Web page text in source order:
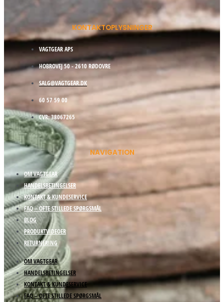
KONTAKTOPLYSNINGER
VAGTGEAR APS
HOBROVEJ 50 - 2610 RØDOVRE
SALG@VAGTGEAR.DK
60 57 59 00
CVR: 38067265
NAVIGATION
OM VAGTGEAR
HANDELSBETINGELSER
KONTAKT & KUNDESERVICE
FAQ – OFTE STILLEDE SPØRGSMÅL
BLOG
PRODUKTVIDEOER
RETURNERING
OM VAGTGEAR
HANDELSBETINGELSER
KONTAKT & KUNDESERVICE
FAQ – OFTE STILLEDE SPØRGSMÅL